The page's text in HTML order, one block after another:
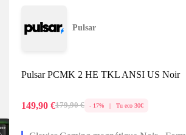
Pulsar
Pulsar PCMK 2 HE TKL ANSI US Noir
179,90€
Le
initial
149,90 €Le
actuel
- 17% | Tu eco 30€